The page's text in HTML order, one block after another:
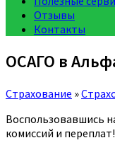
Отзывы
Контакты
ОСАГО в
Страхование »
Воспользовавшись
комиссий и